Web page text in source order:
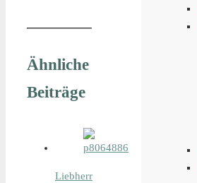
Ähnliche
Beiträge
Liebherr